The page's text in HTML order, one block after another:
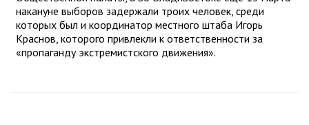
накануне выборов задержали троих человек, среди
которых был и координатор местного штаба Игорь
Краснов, которого привлекли к ответственности за
«пропаганду экстремистского движения».